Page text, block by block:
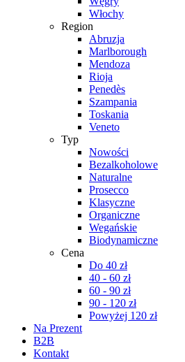
Włochy
Region
Abruzja
Marlborough
Mendoza
Rioja
Penedès
Szampania
Toskania
Veneto
Typ
Nowości
Bezalkoholowe
Naturalne
Prosecco
Klasyczne
Organiczne
Wegańskie
Biodynamiczne
Cena
Do 40 zł
40 - 60 zł
60 - 90 zł
90 - 120 zł
Powyżej 120 zł
Na Prezent
B2B
Kontakt